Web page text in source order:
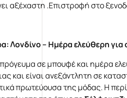
αξέχαστη .Επιστροφή στο
Λονδίνο – Ημέρα ελεύθερη για
σε μπουφέ και ημέρα
και είναι ανεξάντλητη σε
πρωτεύουσα της μόδας. Η